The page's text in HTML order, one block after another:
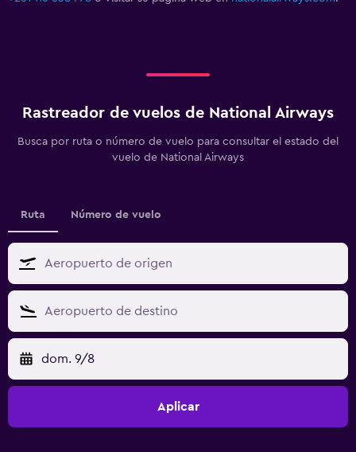
Rastreador de vuelos de National Airways
Busca por ruta o número de vuelo para consultar el estado del
vuelo de National Airways
Ruta Número de vuelo
dom. 9/8
Aplicar